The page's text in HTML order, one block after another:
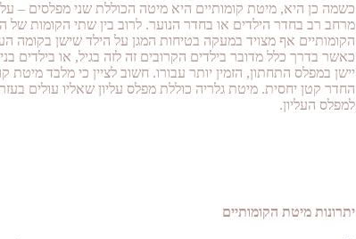
כשמה כן היא, מיטת קומותיים היא מיטה הכוללת שני מפלסים –
מרחב רב בחדר הילדים או בחדר הנוער. לרוב בין שתי הקומות של
הקומותיים אף מצויד במעקה בטיחות המגן על הילד שישן בקומה
כאשר בדרך כלל מדובר בילדים הקרובים זה לזה בגיל, או בילדים
יישן במפלס התחתון, הזמין יותר עבורו. חשוב לציין כי מלבד
החדר קטן יחסית. מיטת גלריה כוללת מפלס עליון שאליו עולים
למפלס העליון.
יתרונות מיטת הקומותיים